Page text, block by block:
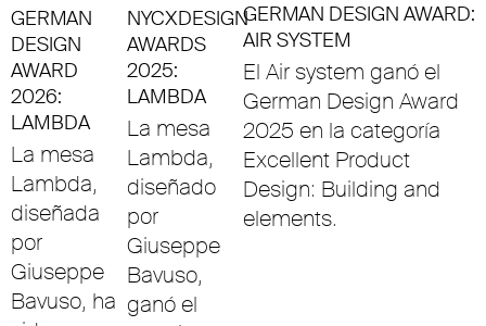
GERMAN
DESIGN
AWARD
2026:
LAMBDA
La mesa
Lambda,
diseñada
por
Giuseppe
Bavuso, ha
NYCXDESIGN
AWARDS
2025:
LAMBDA
La mesa
Lambda,
diseñado
por
Giuseppe
Bavuso,
ganó el
GERMAN DESIGN AWARD:
AIR SYSTEM
El Air system ganó el
German Design Award
2025 en la categoría
Excellent Product
Design: Building and
elements.